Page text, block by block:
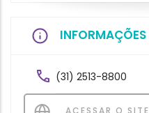
INFORMAÇÕES
(31) 2513-8800
ACESSAR O SITE